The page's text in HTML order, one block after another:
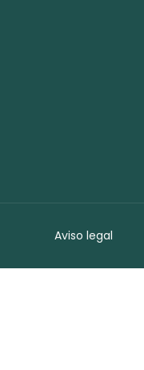
Aviso legal